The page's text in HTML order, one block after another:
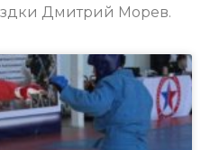
Дмитрий Морев.